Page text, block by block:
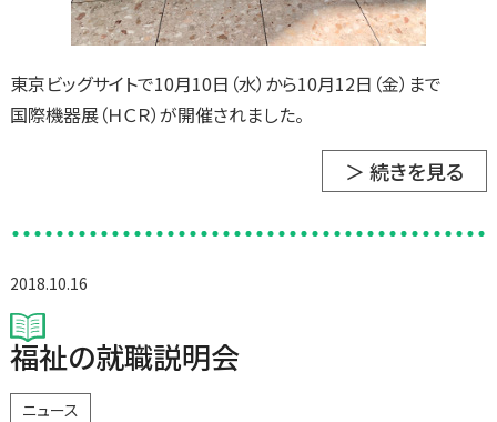
東京ビッグサイトで10月10日（水）から10月12日（金）まで
国際機器展（ＨＣＲ）が開催されました。
＞ 続きを見る
2018.10.16
福祉の就職説明会
ニュース